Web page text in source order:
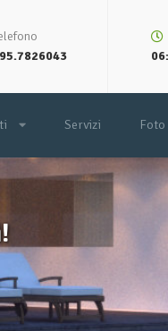
Servizi Foto